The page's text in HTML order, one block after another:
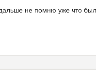
не помню уже что